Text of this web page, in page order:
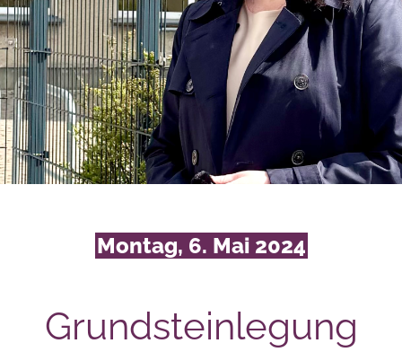
Montag, 6. Mai 2024
Grundsteinlegung